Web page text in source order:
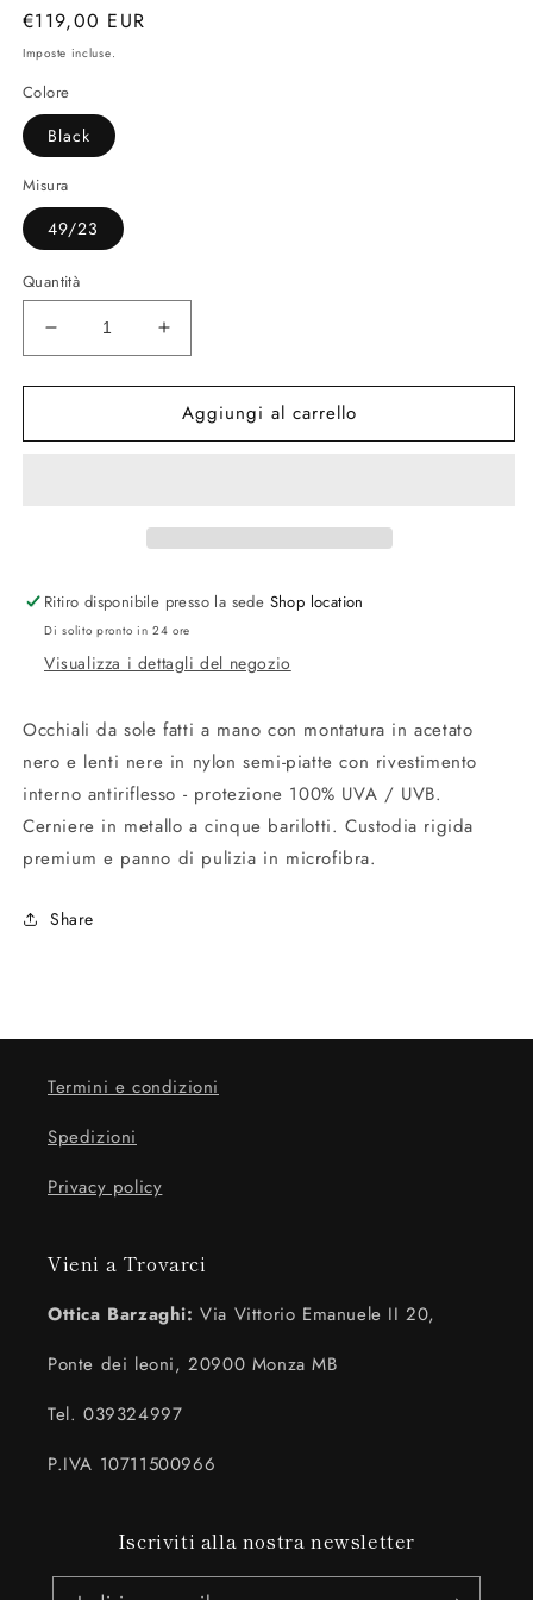
Prezzo
di
listino
€119,00 EUR
Imposte incluse.
Colore
Black
Misura
49/23
Quantità
Diminuisci
quantità
per
Aumenta
quantità
per
JAN
Aggiungi al carrello
Ritiro disponibile presso la sede Shop location
Di solito pronto in 24 ore
Visualizza i dettagli del negozio
Occhiali da sole fatti a mano con montatura in acetato
nero e lenti nere in nylon semi-piatte con rivestimento
interno antiriflesso - protezione 100% UVA / UVB.
Cerniere in metallo a cinque barilotti. Custodia rigida
premium e panno di pulizia in microfibra.
Share
Termini e condizioni
Spedizioni
Privacy policy
Vieni a Trovarci
Ottica Barzaghi: Via Vittorio Emanuele II 20,
Ponte dei leoni, 20900 Monza MB
Tel. 039324997
P.IVA 10711500966
Iscriviti alla nostra newsletter